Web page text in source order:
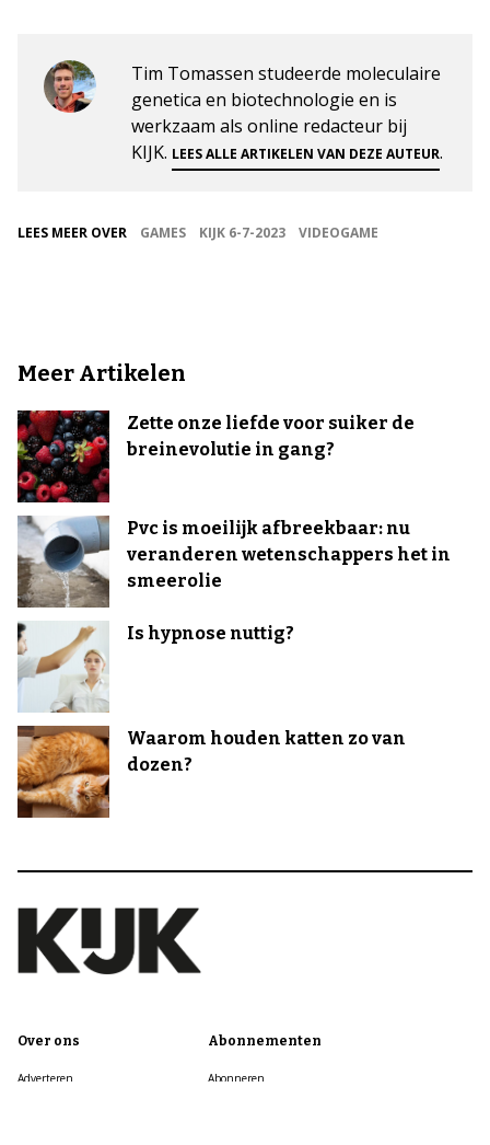
Tim Tomassen studeerde moleculaire
genetica en biotechnologie en is
werkzaam als online redacteur bij
KIJK. LEES ALLE ARTIKELEN VAN DEZE AUTEUR.
LEES MEER OVER GAMES KIJK 6-7-2023 VIDEOGAME
Meer Artikelen
Zette onze liefde voor suiker de
breinevolutie in gang?
Pvc is moeilijk afbreekbaar: nu
veranderen wetenschappers het in
smeerolie
Is hypnose nuttig?
Waarom houden katten zo van
dozen?
Over ons
Adverteren
Abonnementen
Abonneren